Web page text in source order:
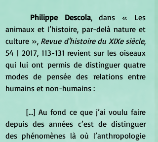
Philippe Descola, dans « Les
animaux et l’histoire, par-delà nature et
culture », Revue d'histoire du XIXe siècle,
54 | 2017, 113-131 revient sur les oiseaux
qui lui ont permis de distinguer quatre
modes de pensée des relations entre
humains et non-humains :
	[…] Au fond ce que j’ai voulu faire
depuis des années c’est de distinguer
des phénomènes là où l’anthropologie